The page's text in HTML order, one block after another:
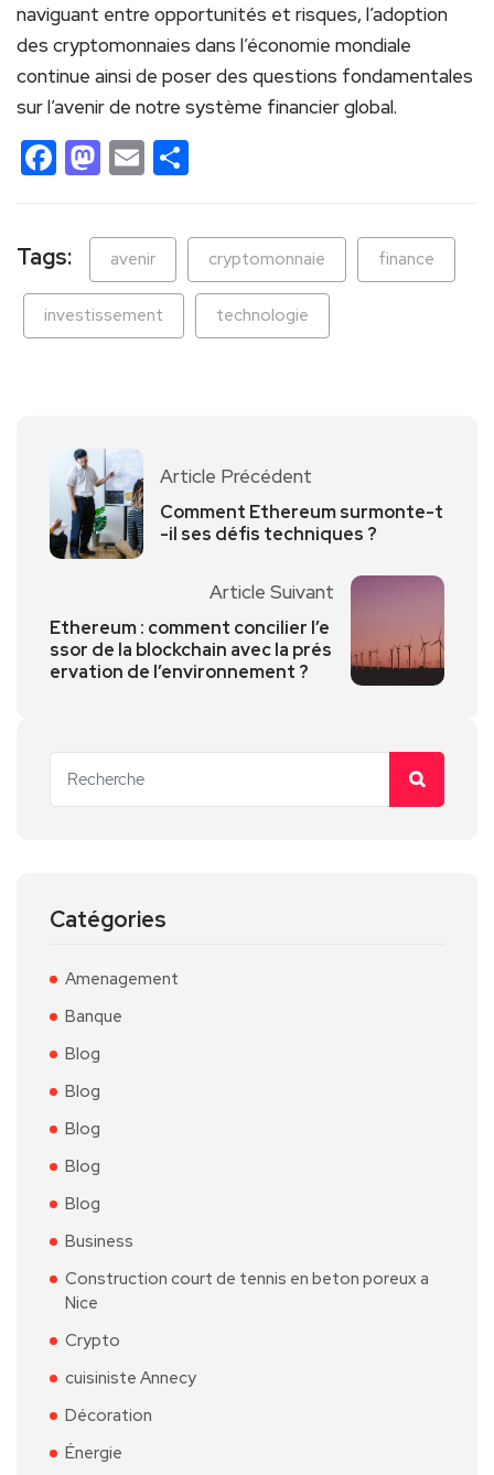
naviguant entre opportunités et risques, l’adoption
des cryptomonnaies dans l’économie mondiale
continue ainsi de poser des questions fondamentales
sur l’avenir de notre système financier global.
Facebook
Mastodon
Email
Tags: avenir cryptomonnaie finance
investissement technologie
Article Précédent
Comment Ethereum surmonte-t
-il ses défis techniques ?
Article Suivant
Ethereum : comment concilier l’e
ssor de la blockchain avec la prés
ervation de l’environnement ?
Catégories
Amenagement
Banque
Blog
Blog
Blog
Blog
Blog
Business
Construction court de tennis en beton poreux a
Nice
Crypto
cuisiniste Annecy
Décoration
Énergie